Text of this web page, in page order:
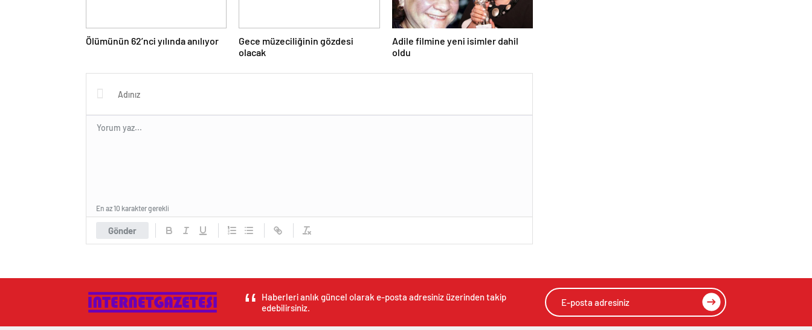
Ölümünün 62’nci yılında anılıyor
Gece müzeciliğinin gözdesi
olacak
Adile filmine yeni isimler dahil
oldu
Gönder
En az 10 karakter gerekli
Haberleri anlık güncel olarak e-posta adresiniz üzerinden takip
edebilirsiniz.